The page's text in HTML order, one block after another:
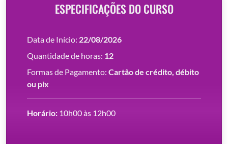
ESPECIFICAÇÕES DO CURSO
Data de Início: 22/08/2026
Quantidade de horas: 12
Formas de Pagamento: Cartão de crédito, débito
ou pix
Horário: 10h00 às 12h00